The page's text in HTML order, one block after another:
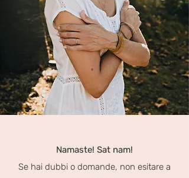
Namaste! Satnam!
Se hai dubbi o domande, non esitare a